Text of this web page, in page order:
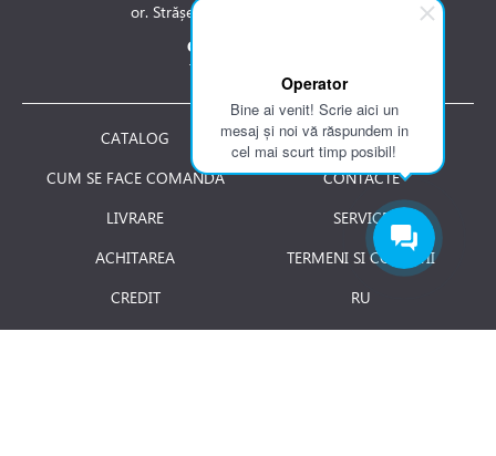
Operator
Bine ai venit! Scrie aici un
mesaj și noi vă răspundem in
cel mai scurt timp posibil!
or. Strășeni, str. Stefan cel Mare 1A
Contactați-ne la:
Tel.: 061 007 744
CATALOG
CUM SE FACE COMANDA
LIVRARE
ACHITAREA
CREDIT
RETURNAREA PRODUSULUI
DESPRE NOI
CONTACTE
SERVICE
TERMENI SI CONDITII
RU
JOBURI